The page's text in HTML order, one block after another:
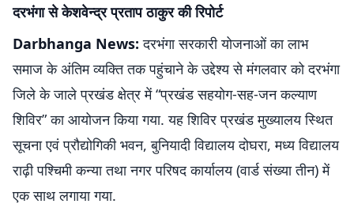
दरभंगा से केशवेन्द्र प्रताप ठाकुर की रिपोर्ट
Darbhanga News: दरभंगा सरकारी योजनाओं का लाभ
समाज के अंतिम व्यक्ति तक पहुंचाने के उद्देश्य से मंगलवार को दरभंगा
जिले के जाले प्रखंड क्षेत्र में “प्रखंड सहयोग-सह-जन कल्याण
शिविर” का आयोजन किया गया. यह शिविर प्रखंड मुख्यालय स्थित
सूचना एवं प्रौद्योगिकी भवन, बुनियादी विद्यालय दोघरा, मध्य विद्यालय
राढ़ी पश्चिमी कन्या तथा नगर परिषद कार्यालय (वार्ड संख्या तीन) में
एक साथ लगाया गया.